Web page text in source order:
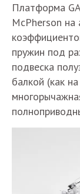
Платформа
McPherson
пружин под
подвеска
балкой (как